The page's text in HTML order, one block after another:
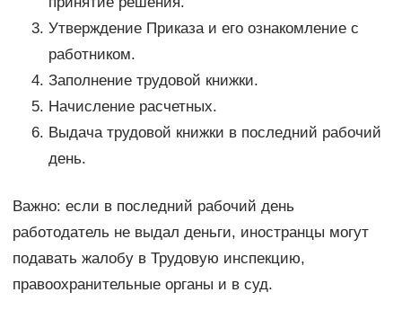
Утверждение Приказа и его ознакомление с
работником.
Заполнение трудовой книжки.
Начисление расчетных.
Выдача трудовой книжки в последний рабочий
день.
Важно: если в последний рабочий день
работодатель не выдал деньги, иностранцы могут
подавать жалобу в Трудовую инспекцию,
правоохранительные органы и в суд.